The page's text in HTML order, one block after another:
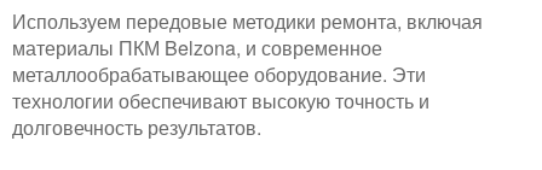
Используем передовые методики ремонта, включая
материалы ПКМ Belzona, и современное
металлообрабатывающее оборудование. Эти
технологии обеспечивают высокую точность и
долговечность результатов.